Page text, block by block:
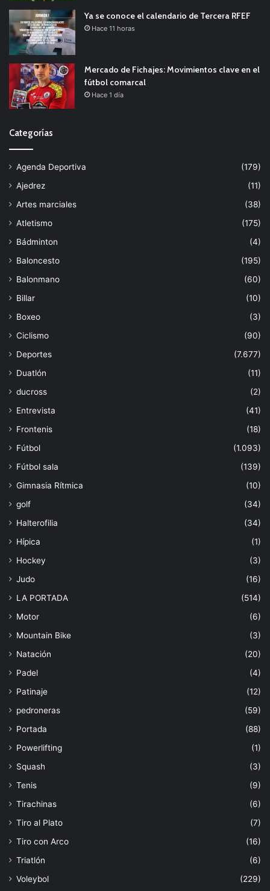
Ya se conoce el calendario de Tercera RFEF
Hace 11 horas
Mercado de Fichajes: Movimientos clave en el
fútbol comarcal
Hace 1 día
Categorías
Agenda Deportiva
(179)
Ajedrez
(11)
Artes marciales
(38)
Atletismo
(175)
Bádminton
(4)
Baloncesto
(195)
Balonmano
(60)
Billar
(10)
Boxeo
(3)
Ciclismo
(90)
Deportes
(7.677)
Duatlón
(11)
ducross
(2)
Entrevista
(41)
Frontenis
(18)
Fútbol
(1.093)
Fútbol sala
(139)
Gimnasia Rítmica
(10)
golf
(34)
Halterofilia
(34)
Hípica
(1)
Hockey
(3)
Judo
(16)
LA PORTADA
(514)
Motor
(6)
Mountain Bike
(3)
Natación
(20)
Padel
(4)
Patinaje
(12)
pedroneras
(59)
Portada
(88)
Powerlifting
(1)
Squash
(3)
Tenis
(9)
Tirachinas
(6)
Tiro al Plato
(7)
Tiro con Arco
(16)
Triatlón
(6)
Voleybol
(229)